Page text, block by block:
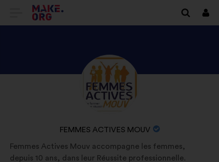
DIRECȚIONARE
PAGINĂ
ULUI
MAKE.ORG
DESCOPERIȚI
PROFILUL
FEMMES
NUMELE
FEMMES ACTIVES MOUV
Biografie:
Femmes Actives Mouv accompagne les femmes,
depuis 10 ans, dans leur Réussite professionnelle.